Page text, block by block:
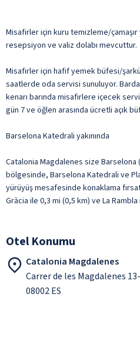
Misafirler için kuru temizleme/çamaşır
resepsiyon ve valiz dolabı mevcuttur.
Misafirler için hafif yemek büfesi/
saatlerde oda servisi sunuluyor.
kenarı barında misafirlere içecek
gün 7 ve öğlen arasında ücretli açık
Barselona Katedrali yakınında
Catalonia Magdalenes size Barselona
bölgesinde, Barselona Katedrali ve
yürüyüş mesafesinde konaklama
Gràcia ile 0,3 mi (0,5 km) ve La
Otel Konumu
Catalonia Magdalenes
Carrer de les Magdalenes
08002 ES